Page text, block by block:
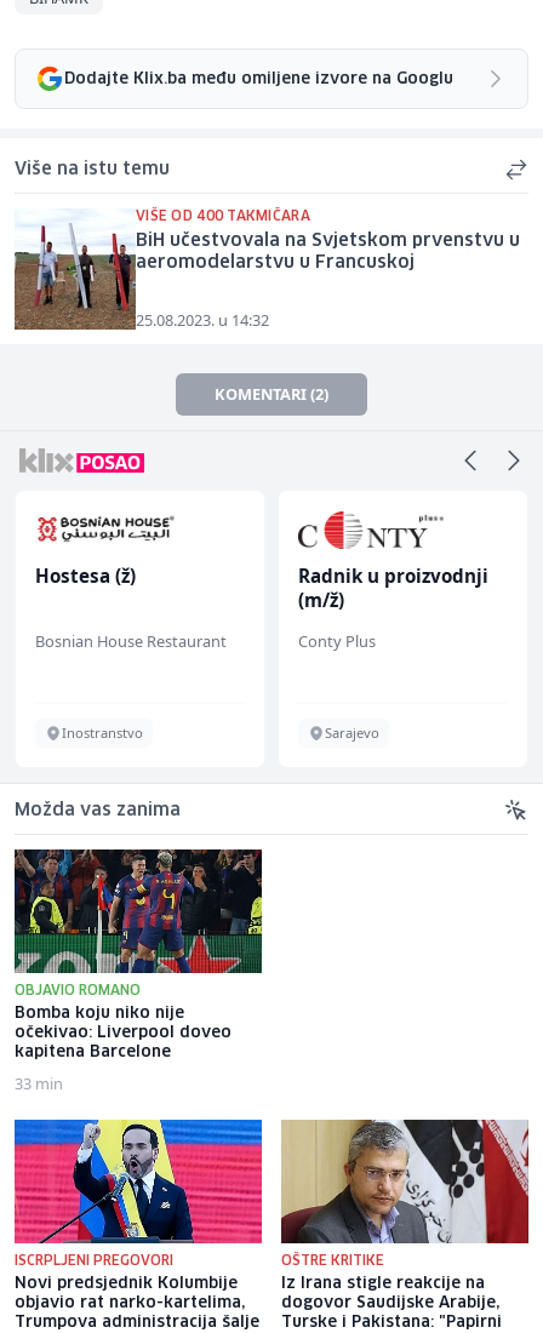
Dodajte Klix.ba među omiljene izvore na Googlu
Više na istu temu
VIŠE OD 400 TAKMIČARA
BiH učestvovala na Svjetskom prvenstvu u
aeromodelarstvu u Francuskoj
25.08.2023. u 14:32
KOMENTARI (2)
Hostesa (ž)
Bosnian House Restaurant
Inostranstvo
Radnik u proizvodnji
(m/ž)
Conty Plus
Sarajevo
Možda vas zanima
OBJAVIO ROMANO
Bomba koju niko nije
očekivao: Liverpool doveo
kapitena Barcelone
33 min
ISCRPLJENI PREGOVORI
Novi predsjednik Kolumbije
objavio rat narko-kartelima,
Trumpova administracija šalje
OŠTRE KRITIKE
Iz Irana stigle reakcije na
dogovor Saudijske Arabije,
Turske i Pakistana: "Papirni